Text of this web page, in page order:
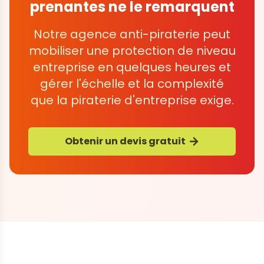
prenantes ne le remarquent
Notre agence anti-piraterie peut
mobiliser une protection de niveau
entreprise en quelques heures et
gérer l'échelle et la complexité
que la piraterie d'entreprise exige.
Obtenir un devis gratuit